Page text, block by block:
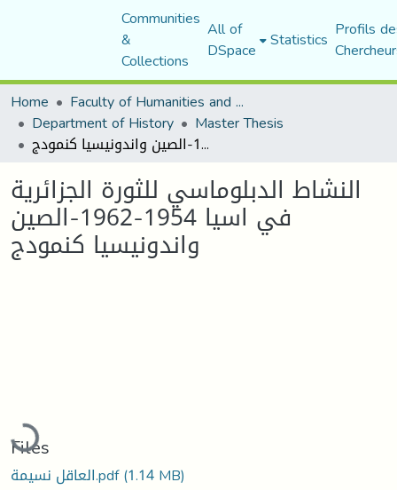
Communities
&
Collections
All of
DSpace Statistics Profils
Home
Faculty of Humanities and Social Sciences
Department of History Master Thesis
النشاط الدبلوماسي للثورة الجزائرية في اسيا 1954-1962-الصين واندونيسيا كنمودج
النشاط الدبلوماسي للثورة الجزائرية
في اسيا 1954-1962-الصين
واندونيسيا كنمودج
Loading...
Files
العاقل نسيمة.pdf(1.14 MB)